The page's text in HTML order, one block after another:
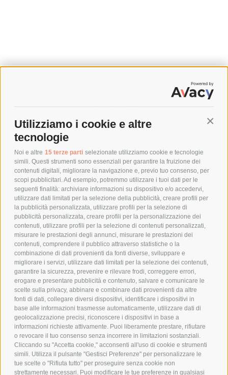
Utilizziamo i cookie e altre
tecnologie
Noi e altre 15 terze parti selezionate utilizziamo cookie e tecnologie
simili. Questi strumenti sono essenziali per garantire la fruizione dei
contenuti digitali, migliorare la navigazione e, previo tuo consenso, per
scopi pubblicitari. Ad esempio, potremmo utilizzare i tuoi dati per le
seguenti finalità: archiviare informazioni su dispositivo e/o accedervi,
utilizzare dati limitati per la selezione della pubblicità, creare profili per
la pubblicità personalizzata, utilizzare profili per la selezione di
pubblicità personalizzata, creare profili per la personalizzazione dei
contenuti, utilizzare profili per la selezione di contenuti personalizzati,
misurare le prestazioni degli annunci, misurare le prestazioni dei
contenuti, comprendere il pubblico attraverso statistiche o la
combinazione di dati provenienti da fonti diverse, sviluppare e
migliorare i servizi, utilizzare dati limitati per la selezione dei contenuti,
garantire la sicurezza, prevenire e rilevare frodi, correggere errori,
erogare e presentare pubblicità e contenuto, salvare e comunicare le
scelte sulla privacy, abbinare e combinare dati provenienti da altre
fonti di dati, collegare diversi dispositivi, identificare i dispositivi in
base alle informazioni trasmesse automaticamente, utilizzare dati di
geolocalizzazione precisi, riconoscere i dispositivi in base a
informazioni richieste attivamente. Puoi liberamente prestare, rifiutare
o revocare il tuo consenso senza incorrere in limitazioni sostanziali.
Cliccando su "Accetta cookie," acconsenti all'uso di cookie e strumenti
simili. Utilizza il pulsante "Gestisci Preferenze" per personalizzare le
tue scelte o "Rifiuta tutto" per proseguire senza cookie non
strettamente necessari. Puoi modificare le tue preferenze in qualsiasi
SPEDIZIONI
COSTI DI SPEDIZIONE
POLITICA DI RESO
POLICY
PRIVACY POLICY
COOKIE POLICY
PAGAMENTI SICURI
AZIENDA
CHI SIAMO
MARCHI TRATTATI
CONDOMINI
Bonifico